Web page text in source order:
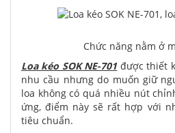
Chức năng nằm ở
Loa kéo SOK NE-701được thiết
nhu cầu nhưng do muốn giữ
loa không có quá nhiều nút
ứng, điểm này sẽ rất hợp với
tiêu chuẩn.